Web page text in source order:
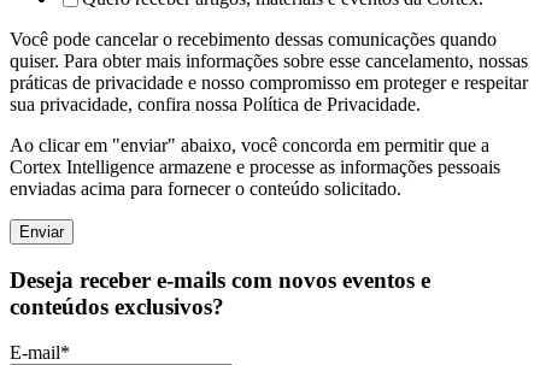
Você pode cancelar o recebimento dessas comunicações quando
quiser. Para obter mais informações sobre esse cancelamento, nossas
práticas de privacidade e nosso compromisso em proteger e respeitar
sua privacidade, confira nossa Política de Privacidade.
Ao clicar em "enviar" abaixo, você concorda em permitir que a
Cortex Intelligence armazene e processe as informações pessoais
enviadas acima para fornecer o conteúdo solicitado.
Deseja receber e-mails com novos eventos e
conteúdos exclusivos?
E-mail*